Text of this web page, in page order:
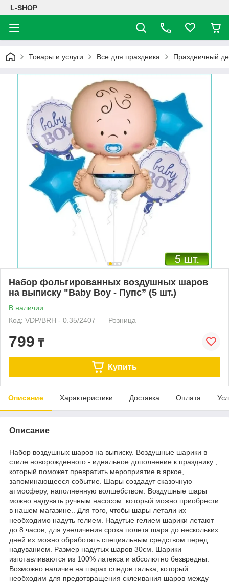
L-SHOP
Товары и услуги Все для праздника Праздничный
Набор фольгированных воздушных шаров
на выписку "Baby Boy - Пупс” (5 шт.)
В наличии
Код: VDP/BRH - 0.35/2407
Розница
799 ₸
Купить
Описание Характеристики Доставка Оплата
Описание
Набор воздушных шаров на выписку. Воздушные шарики в
стиле новорожденного - идеальное дополнение к празднику ,
который поможет превратить мероприятие в яркое,
запоминающееся событие. Шары создадут сказочную
атмосферу, наполненную волшебством. Воздушные шары
можно надувать ручным насосом. который можно приобрести
в нашем магазине.. Для того, чтобы шары летали их
необходимо надуть гелием. Надутые гелием шарики летают
до 8 часов, для увеличения срока полета шара до нескольких
дней их можно обработать специальным средством перед
надуванием. Размер надутых шаров 30см. Шарики
изготавливаются из 100% латекса и абсолютно безвредны.
Возможно наличие на шарах следов талька, который
необходим для предотвращения склеивания шаров между